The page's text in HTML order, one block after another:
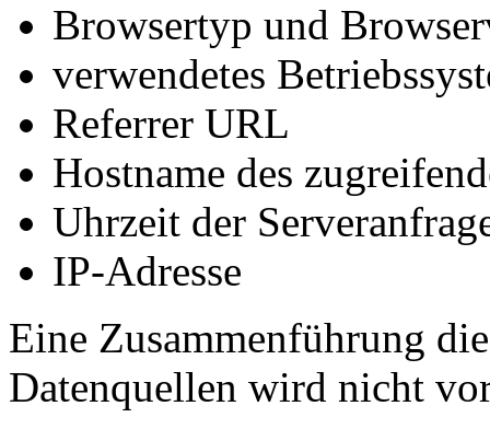
Browsertyp und
verwendetes
Referrer URL
Hostname des
Uhrzeit der
IP-Adresse
Eine Zusammenführung
Datenquellen wird nicht